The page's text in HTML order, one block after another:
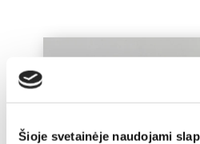
Šioje svetainėje naudojami